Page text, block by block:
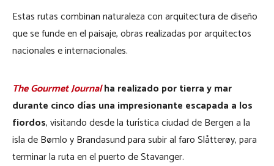
Estas rutas combinan naturaleza con arquitectura de diseño
que se funde en el paisaje, obras realizadas por arquitectos
nacionales e internacionales.
The Gourmet Journalha realizado por tierra y mar
durante cinco días una impresionante escapada a los
fiordos, visitando desde la turística ciudad de Bergen a la
isla de Bømlo y Brandasund para subir al faro Slåtterøy, para
terminar la ruta en el puerto de Stavanger.